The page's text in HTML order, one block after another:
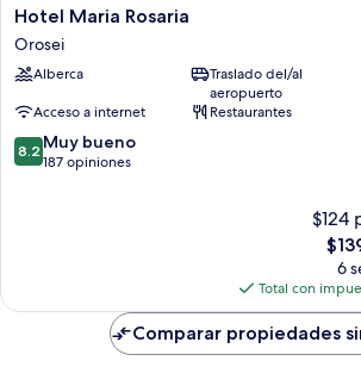
Hotel
Maria
Rosaria
Orosei
Hotel Maria Rosaria
Orosei
Alberca
Traslado del/al
aeropuerto
Acceso a internet
Restaurantes
8.2
de
8.2 Muy bueno
187 opiniones
$124
El
es
de
$139
6
Total con
Comparar propiedades